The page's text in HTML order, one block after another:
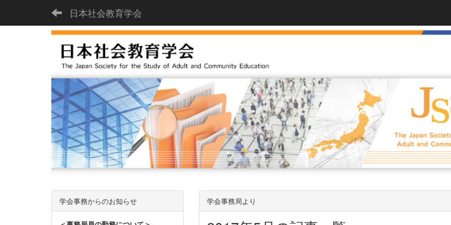
日本社会教育学会
学会事務局より
学会事務からのお知らせ